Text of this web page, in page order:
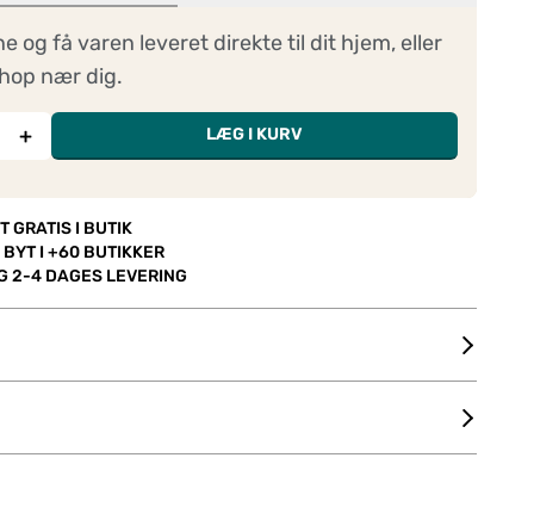
og få varen leveret direkte til dit hjem, eller
nær dig.
+ LÆG I KURV
GRATIS I BUTIK
I +60 BUTIKKER
2-4 DAGES LEVERING